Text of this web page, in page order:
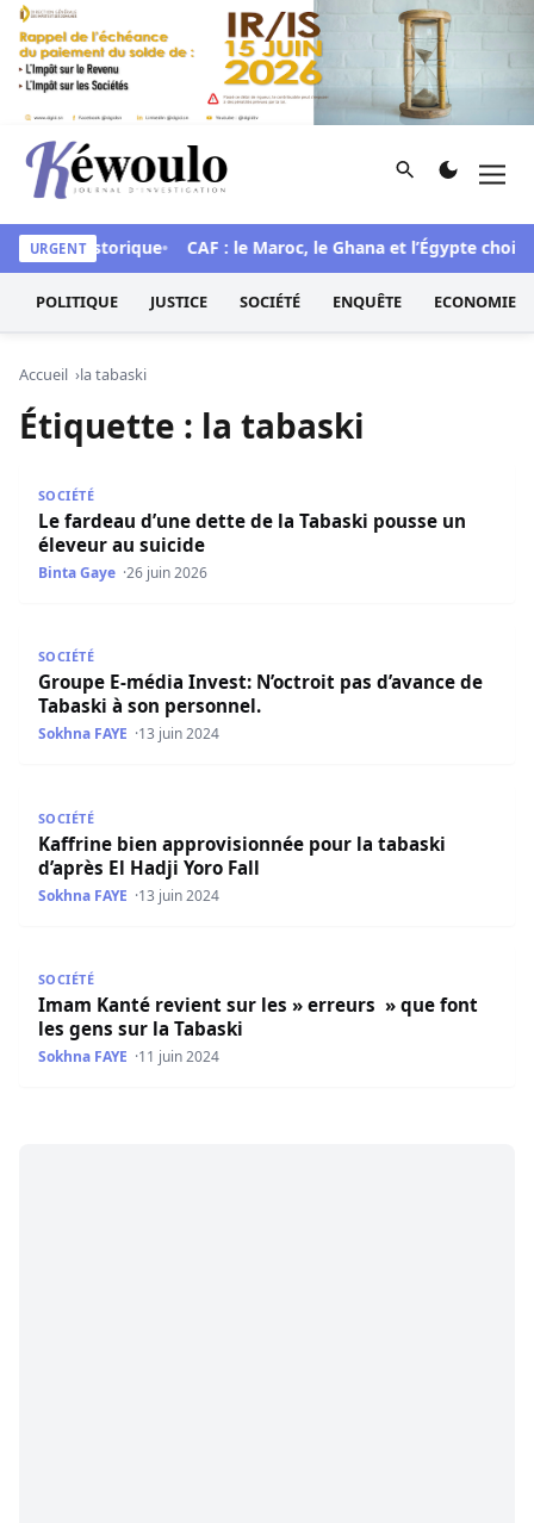
Aller au contenu
Kéwoulo, le premier site d'information et d'investigation
Rechercher
URGENT
mue historique CAF : le Maroc, le Ghana et l’Égypte
POLITIQUE JUSTICE SOCIÉTÉ ENQUÊTE ECONOMIE
Accueil la tabaski
Étiquette : la tabaski
SOCIÉTÉ
Le fardeau d’une dette de la Tabaski pousse un
éleveur au suicide
Binta Gaye 26 juin 2026
SOCIÉTÉ
Groupe E-média Invest: N’octroit pas d’avance de
Tabaski à son personnel.
Sokhna FAYE 13 juin 2024
SOCIÉTÉ
Kaffrine bien approvisionnée pour la tabaski
d’après El Hadji Yoro Fall
Sokhna FAYE 13 juin 2024
SOCIÉTÉ
Imam Kanté revient sur les » erreurs » que font
les gens sur la Tabaski
Sokhna FAYE 11 juin 2024